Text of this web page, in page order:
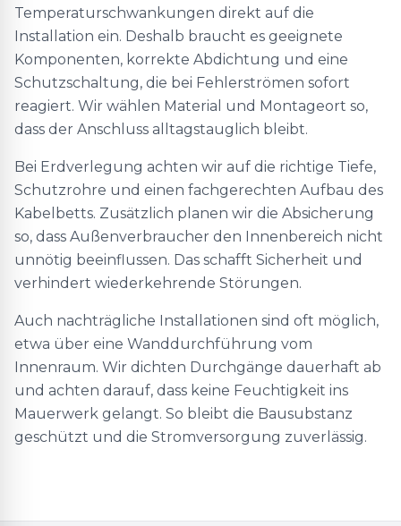
Temperaturschwankungen direkt auf die
Installation ein. Deshalb braucht es geeignete
Komponenten, korrekte Abdichtung und eine
Schutzschaltung, die bei Fehlerströmen sofort
reagiert. Wir wählen Material und Montageort so,
dass der Anschluss alltagstauglich bleibt.
Bei Erdverlegung achten wir auf die richtige Tiefe,
Schutzrohre und einen fachgerechten Aufbau des
Kabelbetts. Zusätzlich planen wir die Absicherung
so, dass Außenverbraucher den Innenbereich nicht
unnötig beeinflussen. Das schafft Sicherheit und
verhindert wiederkehrende Störungen.
Auch nachträgliche Installationen sind oft möglich,
etwa über eine Wanddurchführung vom
Innenraum. Wir dichten Durchgänge dauerhaft ab
und achten darauf, dass keine Feuchtigkeit ins
Mauerwerk gelangt. So bleibt die Bausubstanz
geschützt und die Stromversorgung zuverlässig.